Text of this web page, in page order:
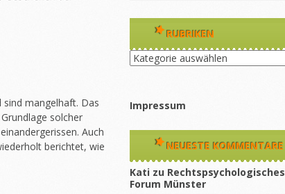
mangelhaft. Das
solcher
Auch
berichtet, wie
RUBRIKEN
Rubriken
Impressum
NEUESTE KOMMENTARE
Kati zu Rechtspsychologisches
Forum Münster